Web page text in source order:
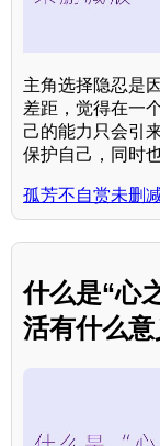
主角选择隐忍是
差距，觉得在一
己的能力只会引
保护自己，同时
孤芳不自赏未删
什么是“心
活有什么意